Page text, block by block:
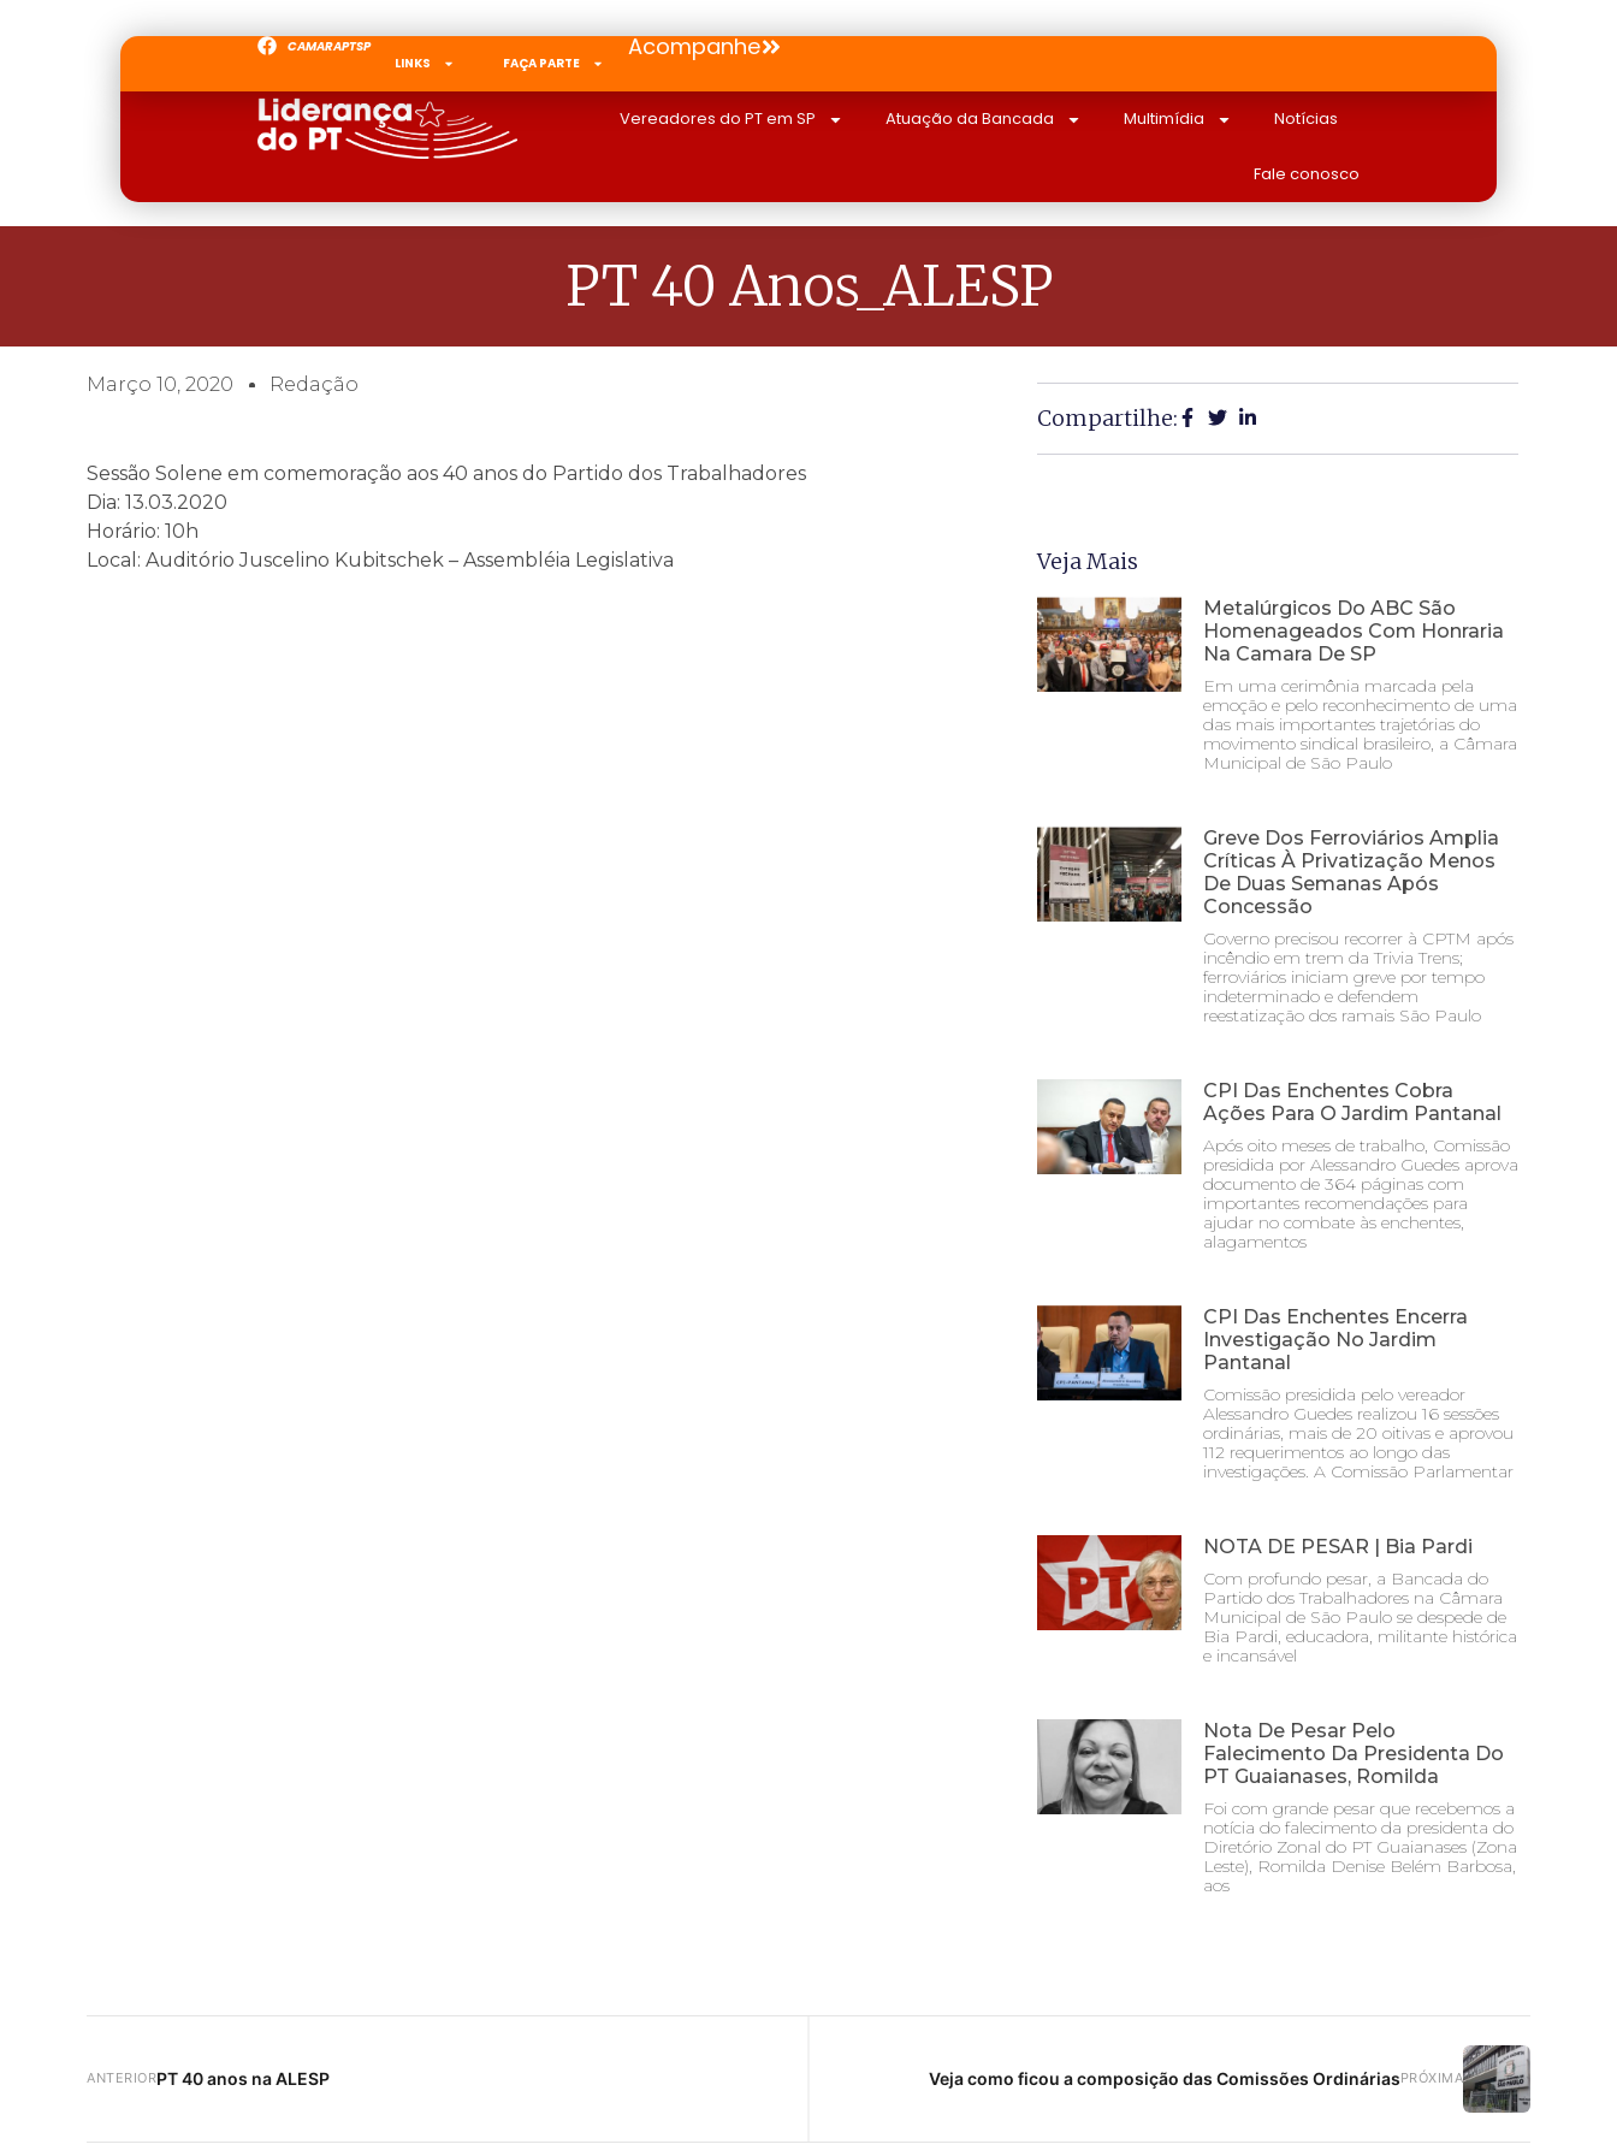
CAMARAPTSP
LINKS
FAÇA PARTE
Acompanhe
Vereadores do PT em SP Atuação da Bancada Multimídia Notícias
Fale conosco
PT 40 Anos_ALESP
Março 10, 2020 Redação
Sessão Solene em comemoração aos 40 anos do Partido dos Trabalhadores
Dia: 13.03.2020
Horário: 10h
Local: Auditório Juscelino Kubitschek – Assembléia Legislativa
Compartilhe:
Veja Mais
Metalúrgicos Do ABC São
Homenageados Com Honraria
Na Camara De SP
Em uma cerimônia marcada pela
emoção e pelo reconhecimento de uma
das mais importantes trajetórias do
movimento sindical brasileiro, a Câmara
Municipal de São Paulo
Greve Dos Ferroviários Amplia
Críticas À Privatização Menos
De Duas Semanas Após
Concessão
Governo precisou recorrer à CPTM após
incêndio em trem da Trivia Trens;
ferroviários iniciam greve por tempo
indeterminado e defendem
reestatização dos ramais São Paulo
CPI Das Enchentes Cobra
Ações Para O Jardim Pantanal
Após oito meses de trabalho, Comissão
presidida por Alessandro Guedes aprova
documento de 364 páginas com
importantes recomendações para
ajudar no combate às enchentes,
alagamentos
CPI Das Enchentes Encerra
Investigação No Jardim
Pantanal
Comissão presidida pelo vereador
Alessandro Guedes realizou 16 sessões
ordinárias, mais de 20 oitivas e aprovou
112 requerimentos ao longo das
investigações. A Comissão Parlamentar
NOTA DE PESAR | Bia Pardi
Com profundo pesar, a Bancada do
Partido dos Trabalhadores na Câmara
Municipal de São Paulo se despede de
Bia Pardi, educadora, militante histórica
e incansável
Nota De Pesar Pelo
Falecimento Da Presidenta Do
PT Guaianases, Romilda
Foi com grande pesar que recebemos a
notícia do falecimento da presidenta do
Diretório Zonal do PT Guaianases (Zona
Leste), Romilda Denise Belém Barbosa,
aos
ANTERIORPT 40 anos na ALESP PRÓXIMA
Veja como ficou a composição das Comissões Ordinárias